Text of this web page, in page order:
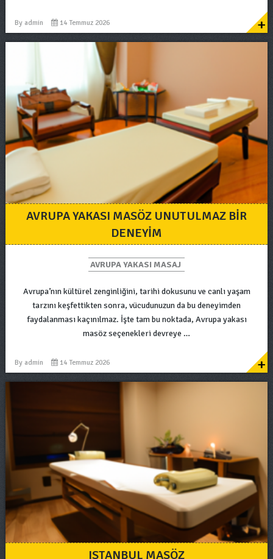
By admin 14 Temmuz 2026 +
AVRUPA YAKASI MASÖZ UNUTULMAZ BIR
DENEYIM
AVRUPA YAKASI MASAJ
Avrupa’nın kültürel zenginliğini, tarihi dokusunu ve canlı yaşam
tarzını keşfettikten sonra, vücudunuzun da bu deneyimden
faydalanması kaçınılmaz. İşte tam bu noktada, Avrupa yakası
masöz seçenekleri devreye …
By admin 14 Temmuz 2026 +
ISTANBUL MASÖZ